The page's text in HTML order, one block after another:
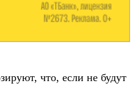
что, если не будут